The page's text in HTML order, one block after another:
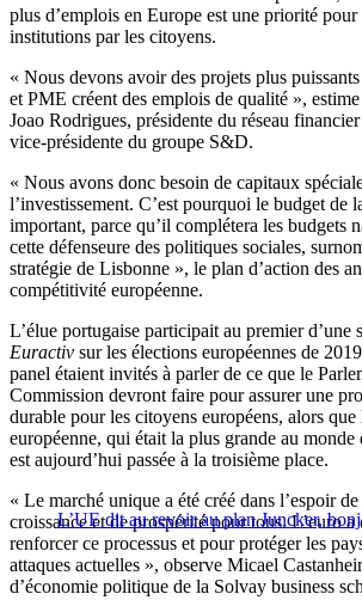
plus d’emplois en Europe est une priorité
institutions par les citoyens.
« Nous devons avoir des projets plus
et PME créent des emplois de qualité »,
Joao Rodrigues, présidente du réseau
vice-présidente du groupe S&D.
« Nous avons donc besoin de capitaux
l’investissement. C’est pourquoi le budget de
important, parce qu’il complétera les budgets
cette défenseure des politiques sociales,
stratégie de Lisbonne », le plan d’action des
compétitivité européenne.
L’élue portugaise participait au premier d’une
Euractiv sur les élections européennes de
panel étaient invités à parler de ce que le
Commission devront faire pour assurer une
durable pour les citoyens européens, alors que
européenne, qui était la plus grande au monde
est aujourd’hui passée à la troisième place.
L’UE dit au revoir au plan Juncker,
« Le marché unique a été créé dans l’espoir
croissance et de prospérité pour tous. L’euro a
renforcer ce processus et pour protéger les
attaques actuelles », observe Micael
d’économie politique de la Solvay business